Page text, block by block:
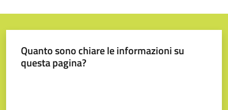
gli
argomenti...
Quanto sono chiare le informazioni su
questa pagina?